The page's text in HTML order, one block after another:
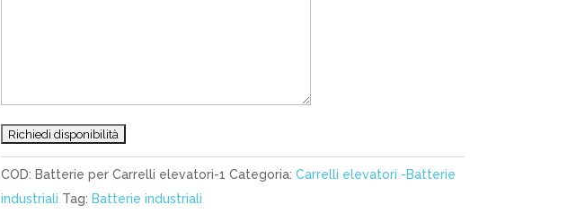
COD: Batterie per Carrelli elevatori-1 Categoria: Carrelli elevatori -Batterie
industriali Tag: Batterie industriali